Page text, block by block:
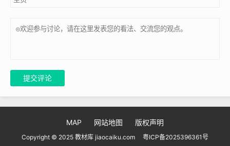
提交评论
MAP 网站地图 版权声明
Copyright © 2025 教材库 jiaocaiku.com 粤ICP备2025396361号